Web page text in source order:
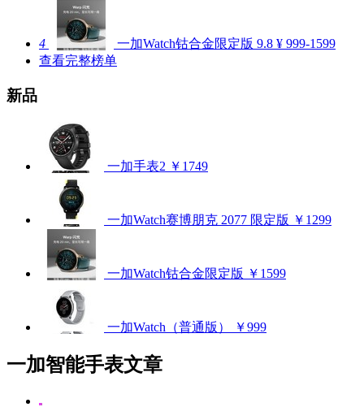
4 一加Watch钴合金限定版 9.8 ¥ 999-1599
查看完整榜单
新品
一加手表2 ￥1749
一加Watch赛博朋克 2077 限定版 ￥1299
一加Watch钴合金限定版 ￥1599
一加Watch（普通版） ￥999
一加智能手表文章